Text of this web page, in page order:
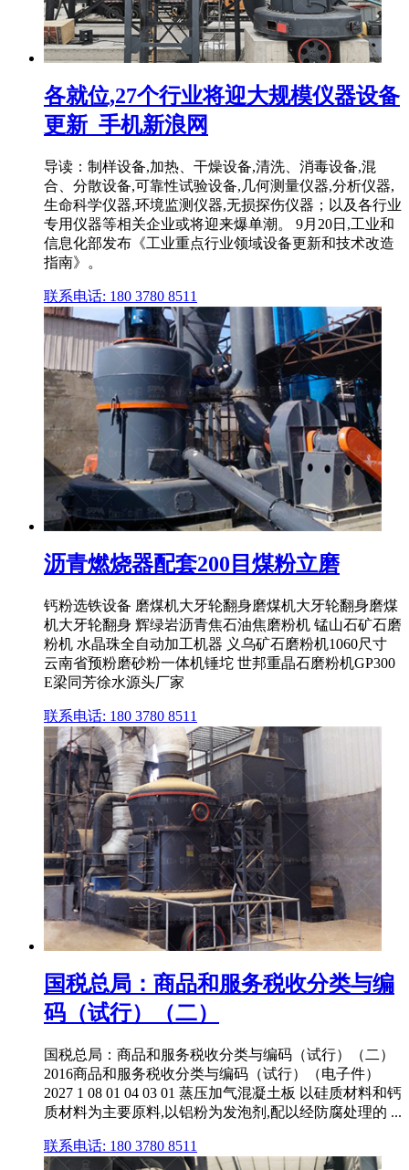
各就位,27个行业将迎大规模仪器设备
更新_手机新浪网
导读：制样设备,加热、干燥设备,清洗、消毒设备,混
合、分散设备,可靠性试验设备,几何测量仪器,分析仪器,
生命科学仪器,环境监测仪器,无损探伤仪器；以及各行业
专用仪器等相关企业或将迎来爆单潮。 9月20日,工业和
信息化部发布《工业重点行业领域设备更新和技术改造
指南》。
联系电话: 180 3780 8511
沥青燃烧器配套200目煤粉立磨
钙粉选铁设备 磨煤机大牙轮翻身磨煤机大牙轮翻身磨煤
机大牙轮翻身 辉绿岩沥青焦石油焦磨粉机 锰山石矿石磨
粉机 水晶珠全自动加工机器 义乌矿石磨粉机1060尺寸
云南省预粉磨砂粉一体机锤坨 世邦重晶石磨粉机GP300
E梁同芳徐水源头厂家
联系电话: 180 3780 8511
国税总局：商品和服务税收分类与编
码（试行）（二）
国税总局：商品和服务税收分类与编码（试行）（二）
2016商品和服务税收分类与编码（试行）（电子件）
2027 1 08 01 04 03 01 蒸压加气混凝土板 以硅质材料和钙
质材料为主要原料,以铝粉为发泡剂,配以经防腐处理的 ...
联系电话: 180 3780 8511